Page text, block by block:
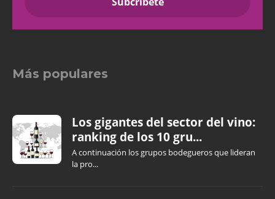
Más populares
Los gigantes del sector del vino:
ranking de los 10 gru...
A continuación los grupos bodegueros que lideran
la pro...